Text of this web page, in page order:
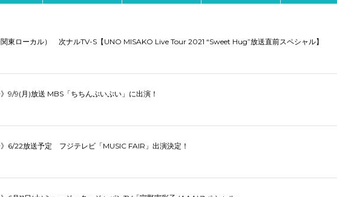
東ローカル） 次ナルTV-S【UNO MISAKO Live Tour 2021 “Sweet Hug”放送直前スペシャル】
》9/9(月)放送 MBS「ちちんぷいぷい」に出演！
》6/22放送予定 フジテレビ「MUSIC FAIR」出演決定！